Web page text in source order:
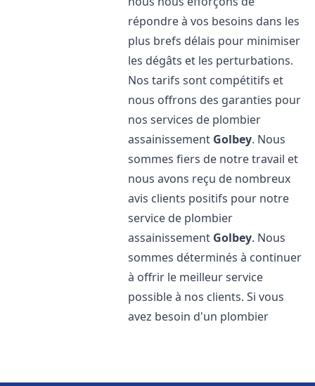
répondre à vos besoins dans les
plus brefs délais pour minimiser
les dégâts et les perturbations.
Nos tarifs sont compétitifs et
nous offrons des garanties pour
nos services de plombier
assainissement Golbey. Nous
sommes fiers de notre travail et
nous avons reçu de nombreux
avis clients positifs pour notre
service de plombier
assainissement Golbey. Nous
sommes déterminés à continuer
à offrir le meilleur service
possible à nos clients. Si vous
avez besoin d'un plombier